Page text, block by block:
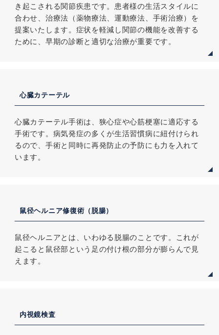
き起こされる関節疾患です。患者様の生活スタイルに
合わせ、治療法（薬物療法、運動療法、手術治療）を
提案いたします。症状を軽減し関節の機能を改善する
ために、早期の診断と適切な治療が重要です。
心臓カテーテル
心臓カテーテル手術は、狭心症や心筋梗塞に適応する
手術です。病気発症の多くが生活習慣病に紐付けられ
るので、手術と同時に再発防止の予防にも力を入れて
います。
鼠径ヘルニア修復術（脱腸）
鼠径ヘルニアとは、いわゆる脱腸のことです。これが
起こると鼠径部という足の付け根の部分が膨らんで見
えます。
内視鏡検査